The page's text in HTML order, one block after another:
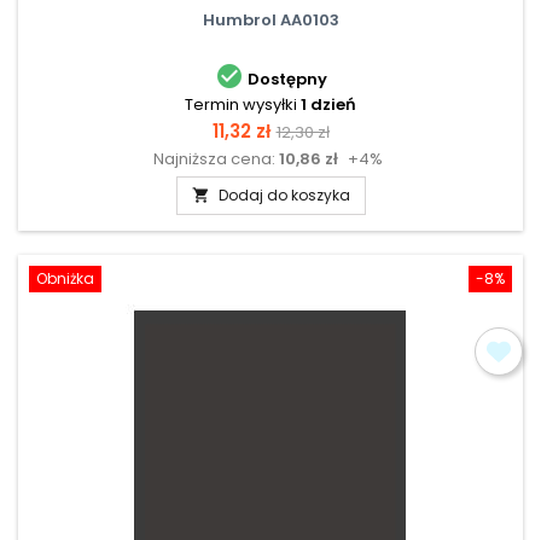
Humbrol AA0103
 Dostępny
Termin wysyłki 1 dzień
Cena
11,32 zł Cena
podstawowa
12,30 zł
Najniższa cena: 10,86 zł +4%
 Dodaj do koszyka
-8%
Obniżka